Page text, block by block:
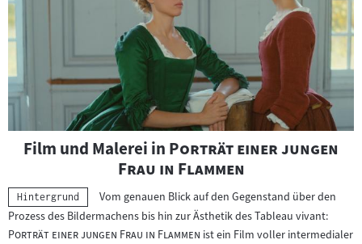
Film und Malerei in "
Porträt einer jungen
Frau in Flammen
Kategorie:
Hintergrund
Vom genauen Blick auf den Gegenstand über den
Prozess des Bildermachens bis hin zur Ästhetik des Tableau vivant:"
Porträt einer jungen Frau in Flammen "ist ein Film voller intermedialer